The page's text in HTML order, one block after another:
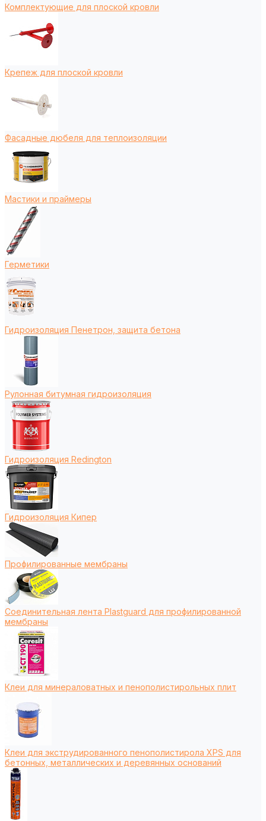
Комплектующие для плоской кровли
Крепеж для плоской кровли
Фасадные дюбеля для теплоизоляции
Мастики и праймеры
Герметики
Гидроизоляция Пенетрон, защита бетона
Рулонная битумная гидроизоляция
Гидроизоляция Redington
Гидроизоляция Кипер
Профилированные мембраны
Соединительная лента Plastguard для профилированной
мембраны
Клеи для минераловатных и пенополистирольных плит
Клеи для экструдированного пенополистирола XPS для
бетонных, металлических и деревянных оснований